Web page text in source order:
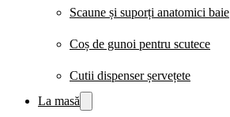
Scaune și suporți anatomici baie
Coș de gunoi pentru scutece
Cutii dispenser șervețete
La masă